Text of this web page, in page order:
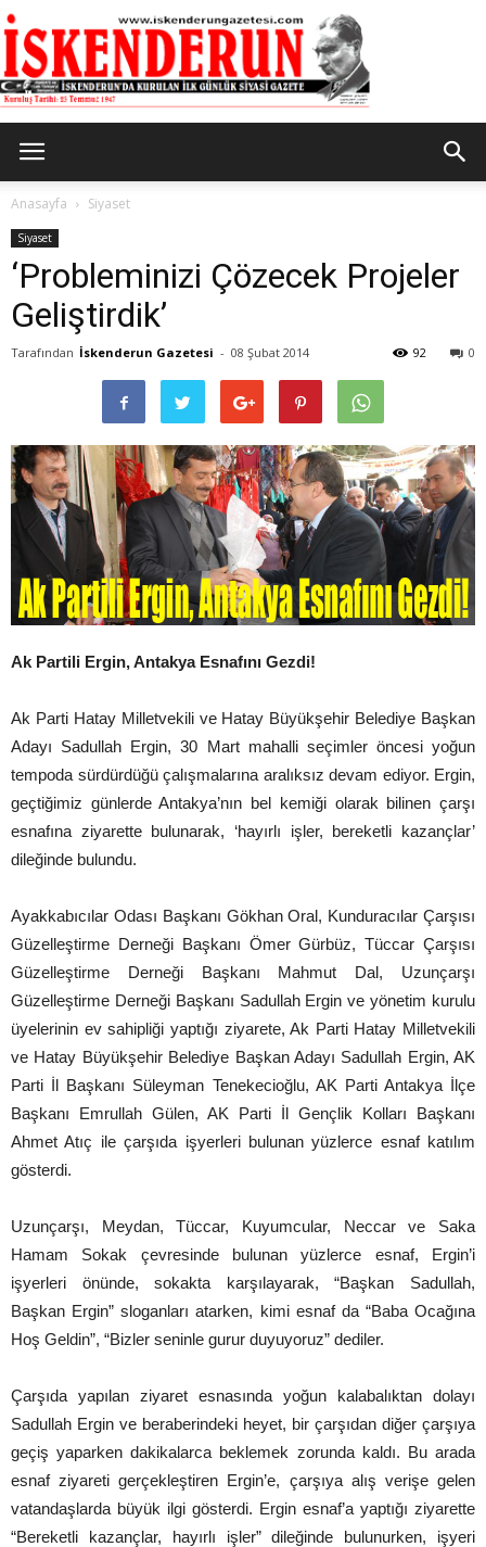
Gazetesi
Anasayfa Siyaset
Siyaset
‘Probleminizi Çözecek Projeler
Geliştirdik’
Tarafından İskenderun Gazetesi - 08 Şubat 2014 0
92
Ak Partili Ergin, Antakya Esnafını Gezdi!
Ak Parti Hatay Milletvekili ve Hatay Büyükşehir Belediye Başkan
Adayı Sadullah Ergin, 30 Mart mahalli seçimler öncesi yoğun
tempoda sürdürdüğü çalışmalarına aralıksız devam ediyor. Ergin,
geçtiğimiz günlerde Antakya’nın bel kemiği olarak bilinen çarşı
esnafına ziyarette bulunarak, ‘hayırlı işler, bereketli kazançlar’
dileğinde bulundu.
Ayakkabıcılar Odası Başkanı Gökhan Oral, Kunduracılar Çarşısı
Güzelleştirme Derneği Başkanı Ömer Gürbüz, Tüccar Çarşısı
Güzelleştirme Derneği Başkanı Mahmut Dal, Uzunçarşı
Güzelleştirme Derneği Başkanı Sadullah Ergin ve yönetim kurulu
üyelerinin ev sahipliği yaptığı ziyarete, Ak Parti Hatay Milletvekili
ve Hatay Büyükşehir Belediye Başkan Adayı Sadullah Ergin, AK
Parti İl Başkanı Süleyman Tenekecioğlu, AK Parti Antakya İlçe
Başkanı Emrullah Gülen, AK Parti İl Gençlik Kolları Başkanı
Ahmet Atıç ile çarşıda işyerleri bulunan yüzlerce esnaf katılım
gösterdi.
Uzunçarşı, Meydan, Tüccar, Kuyumcular, Neccar ve Saka
Hamam Sokak çevresinde bulunan yüzlerce esnaf, Ergin’i
işyerleri önünde, sokakta karşılayarak, “Başkan Sadullah,
Başkan Ergin” sloganları atarken, kimi esnaf da “Baba Ocağına
Hoş Geldin”, “Bizler seninle gurur duyuyoruz” dediler.
Çarşıda yapılan ziyaret esnasında yoğun kalabalıktan dolayı
Sadullah Ergin ve beraberindeki heyet, bir çarşıdan diğer çarşıya
geçiş yaparken dakikalarca beklemek zorunda kaldı. Bu arada
esnaf ziyareti gerçekleştiren Ergin’e, çarşıya alış verişe gelen
vatandaşlarda büyük ilgi gösterdi. Ergin esnaf’a yaptığı ziyarette
“Bereketli kazançlar, hayırlı işler” dileğinde bulunurken, işyeri